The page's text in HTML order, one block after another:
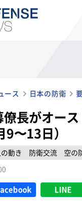
ース 日本の防衛
長がオー
〜13日）
動き 防衛交流
空の
LINE